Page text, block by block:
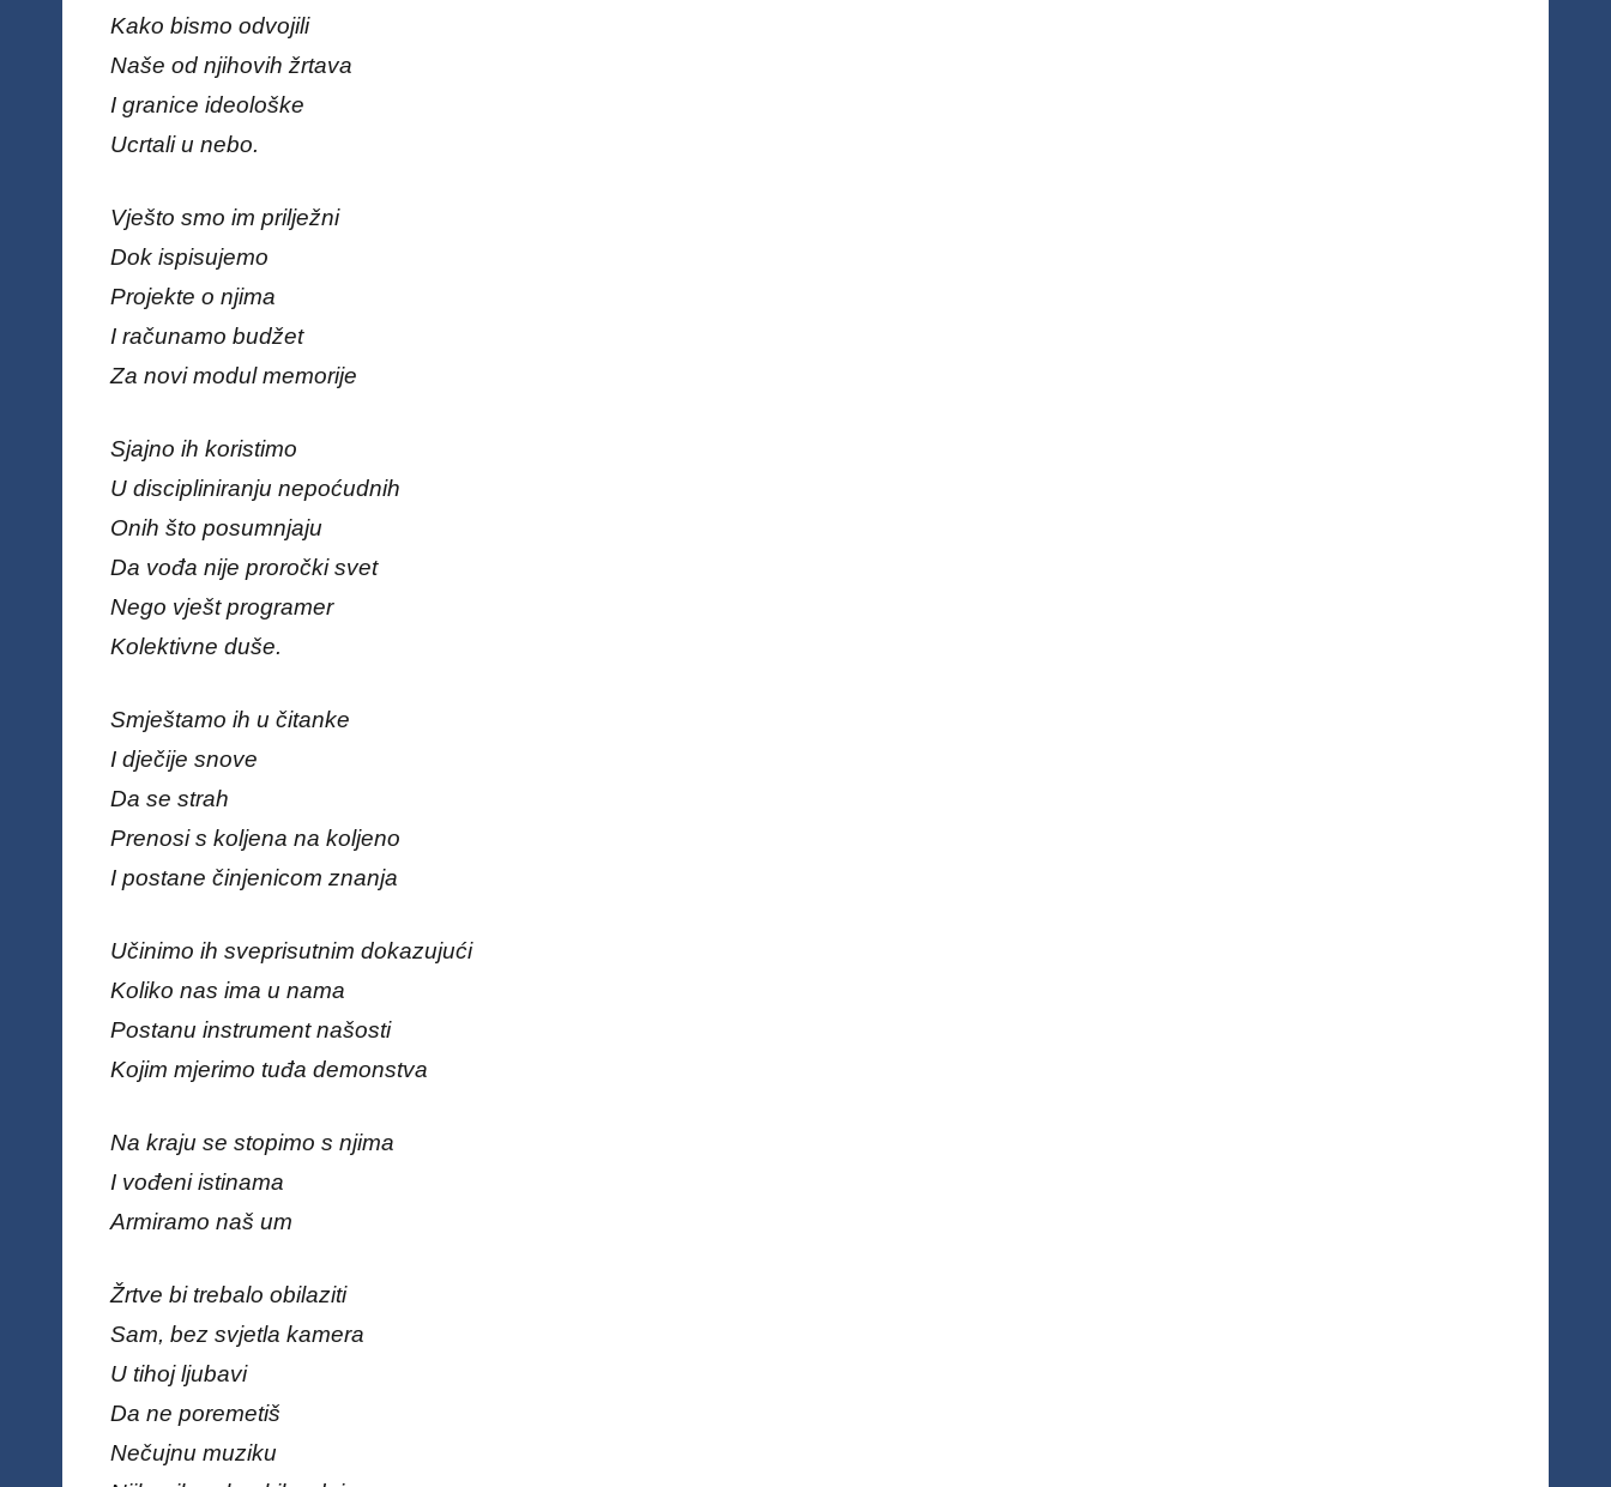
Kako bismo odvojili
Naše od njihovih žrtava
I granice ideološke
Ucrtali u nebo.
Vješto smo im prilježni
Dok ispisujemo
Projekte o njima
I računamo budžet
Za novi modul memorije
Sjajno ih koristimo
U discipliniranju nepoćudnih
Onih što posumnjaju
Da vođa nije proročki svet
Nego vješt programer
Kolektivne duše.
Smještamo ih u čitanke
I dječije snove
Da se strah
Prenosi s koljena na koljeno
I postane činjenicom znanja
Učinimo ih sveprisutnim dokazujući
Koliko nas ima u nama
Postanu instrument našosti
Kojim mjerimo tuđa demonstva
Na kraju se stopimo s njima
I vođeni istinama
Armiramo naš um
Žrtve bi trebalo obilaziti
Sam, bez svjetla kamera
U tihoj ljubavi
Da ne poremetiš
Nečujnu muziku